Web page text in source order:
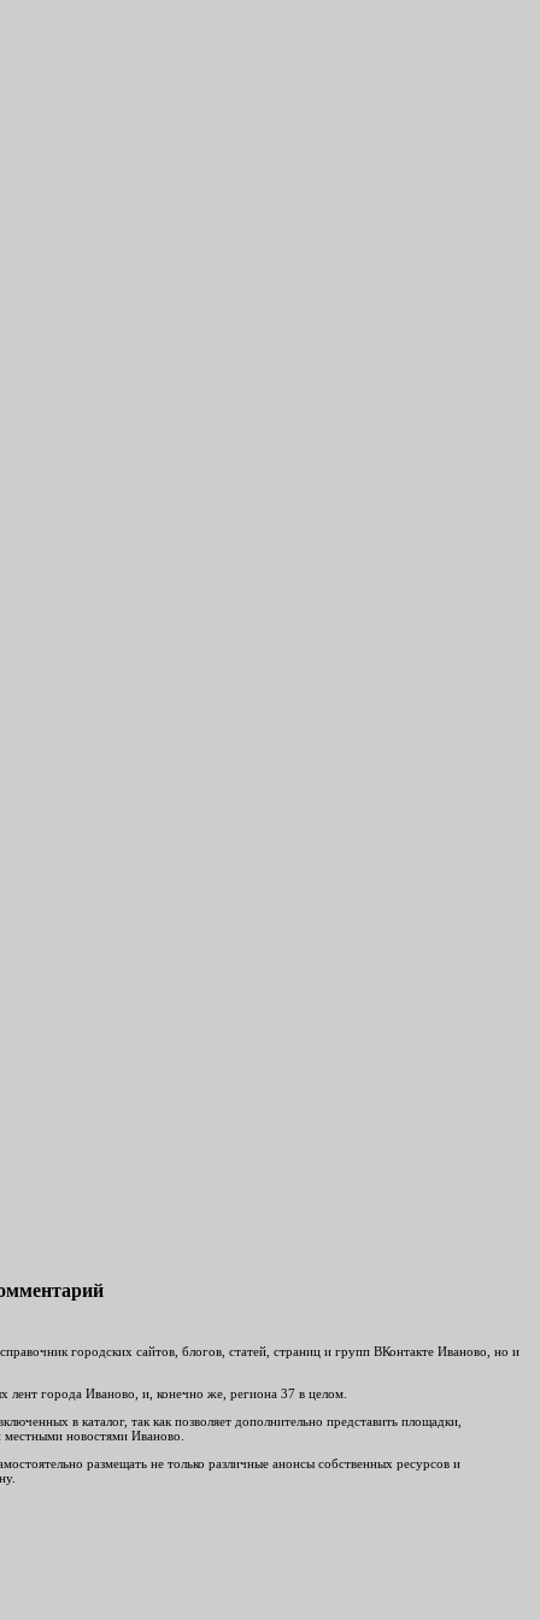
городских сайтов, блогов, статей, страниц и групп ВКонтакте Иваново, но и
лент города Иваново, и, конечно же, региона 37 в целом.
в каталог, так как позволяет дополнительно представить площадки,
местными новостями Иваново.
размещать не только различные анонсы собственных ресурсов и